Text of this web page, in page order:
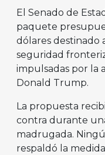
El Senado de
paquete
dólares destinado
seguridad
impulsadas por la
Donald Trump.
La propuesta
contra durante
madrugada.
respaldó la